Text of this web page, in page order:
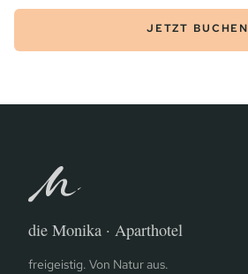
JETZT BUCHEN
die Monika · Aparthotel
freigeistig. Von Natur aus.